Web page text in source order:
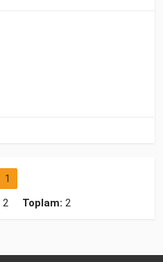
1
2 Toplam: 2